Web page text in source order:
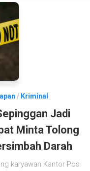
/ Kriminal
Jadi
Minta Tolong
Darah
karyawan Kantor Pos